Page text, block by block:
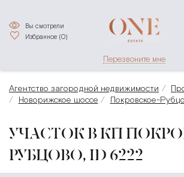
Избранное (0)
Вы смотрели
Перезвоните мне
Агентство загородной недвижимости
Новорижское шоссе
Покровское-
УЧАСТОК В КП
РУБЦОВО, ID 6222